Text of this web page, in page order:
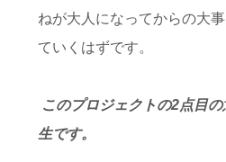
ねが大人になってからの大
ていくはずです。
このプロジェクトの2点目
生です。